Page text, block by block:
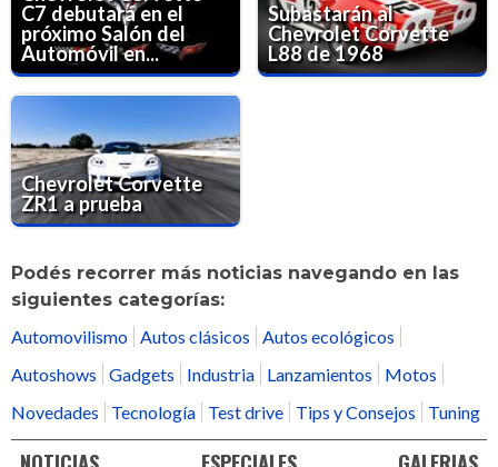
C7 debutará en el
próximo Salón del
Automóvil en...
Subastarán al
Chevrolet Corvette
L88 de 1968
Chevrolet Corvette
ZR1 a prueba
Podés recorrer más noticias navegando en las
siguientes categorías:
Automovilismo Autos clásicos
Autos ecológicos
Autoshows
Gadgets Industria Lanzamientos
Motos
Novedades
Tecnología Test drive Tips y Consejos Tuning